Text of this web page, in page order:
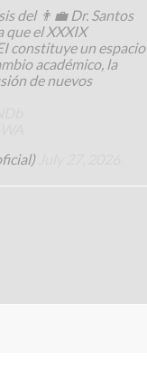
del 👨‍💼 Dr. Santos
que el XXXIX
constituye un espacio
académico, la
de nuevos